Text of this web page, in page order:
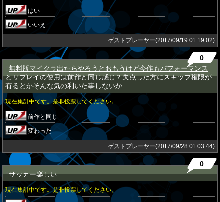
はい
いいえ
ゲストプレーヤー(2017/09/19 01:19:02)
無料版マイクラ出たらやろうとおもうけど今作もパフォーマンス
とリプレイの使用は前作と同じ感じ？失点した方にスキップ権限が
有るとかそんな気の利いた事しないか
0
現在集計中です。是非投票してください。
前作と同じ
変わった
ゲストプレーヤー(2017/09/28 01:03:44)
サッカー楽しい
0
現在集計中です。是非投票してください。